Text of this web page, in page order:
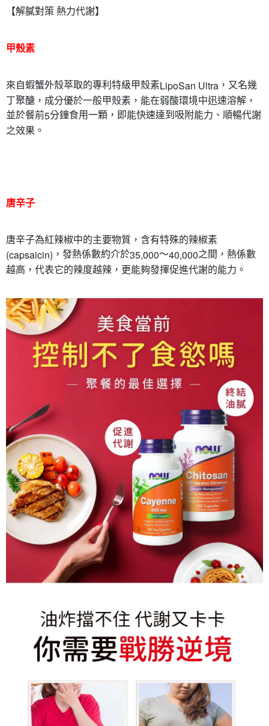
【解膩對策 熱力代謝】
甲殼素
來自蝦蟹外殼萃取的專利特級甲殼素LipoSan Ultra ，又名幾
丁聚醣，成分優於一般甲殼素，能在弱酸環境中迅速溶解，
並於餐前5分鐘食用一顆，即能快速達到吸附能力、順暢代謝
之效果。
唐辛子
唐辛子為紅辣椒中的主要物質，含有特殊的辣椒素
(capsaicin) ，發熱係數約介於35,000～40,000之間，熱係數
越高，代表它的辣度越辣，更能夠發揮促進代謝的能力。